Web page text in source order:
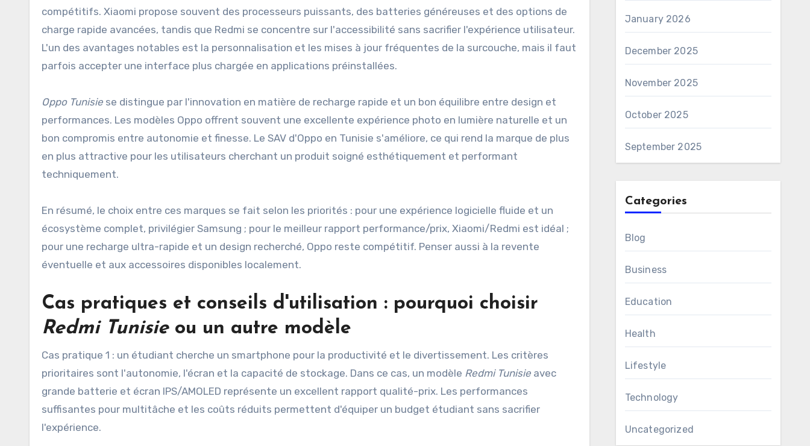
compétitifs. Xiaomi propose souvent des processeurs puissants, des batteries généreuses et des options de
charge rapide avancées, tandis que Redmi se concentre sur l'accessibilité sans sacrifier l'expérience utilisateur.
L'un des avantages notables est la personnalisation et les mises à jour fréquentes de la surcouche, mais il faut
parfois accepter une interface plus chargée en applications préinstallées.
Oppo Tunisie se distingue par l'innovation en matière de recharge rapide et un bon équilibre entre design et
performances. Les modèles Oppo offrent souvent une excellente expérience photo en lumière naturelle et un
bon compromis entre autonomie et finesse. Le SAV d'Oppo en Tunisie s'améliore, ce qui rend la marque de plus
en plus attractive pour les utilisateurs cherchant un produit soigné esthétiquement et performant
techniquement.
En résumé, le choix entre ces marques se fait selon les priorités : pour une expérience logicielle fluide et un
écosystème complet, privilégier Samsung ; pour le meilleur rapport performance/prix, Xiaomi/Redmi est idéal ;
pour une recharge ultra-rapide et un design recherché, Oppo reste compétitif. Penser aussi à la revente
éventuelle et aux accessoires disponibles localement.
Cas pratiques et conseils d'utilisation : pourquoi choisir
Redmi Tunisieou un autre modèle
Cas pratique 1 : un étudiant cherche un smartphone pour la productivité et le divertissement. Les critères
prioritaires sont l'autonomie, l'écran et la capacité de stockage. Dans ce cas, un modèle Redmi Tunisie avec
grande batterie et écran IPS/AMOLED représente un excellent rapport qualité-prix. Les performances
suffisantes pour multitâche et les coûts réduits permettent d'équiper un budget étudiant sans sacrifier
l'expérience.
January 2026
December 2025
November 2025
October 2025
September 2025
Categories
Blog
Business
Education
Health
Lifestyle
Technology
Uncategorized